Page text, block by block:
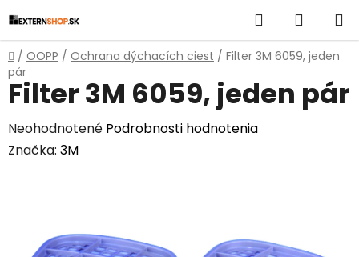
na
obsah
Hľadať
KOŠÍK
Domov
/ OOPP / Ochrana dýchacích ciest / Filter 3M 6059, jeden
pár
Filter 3M 6059, jeden pár
Priemerné
hodnotenie
Neohodnotené Podrobnosti hodnotenia
Značka: 3M